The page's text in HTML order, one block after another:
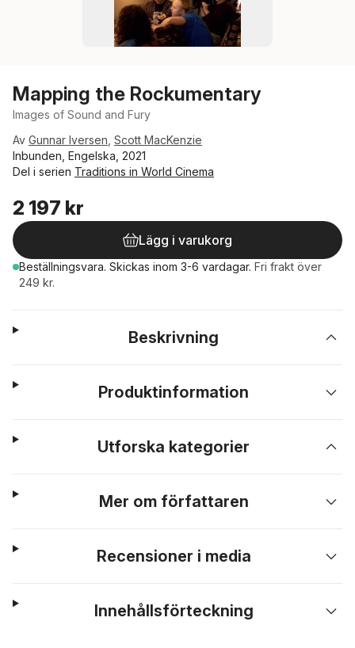
Mapping the Rockumentary
Images of Sound and Fury
Av Gunnar Iversen Scott MacKenzie
Inbunden, Engelska, 2021
Del i serien Traditions in World Cinema
2 197 kr
Lägg i varukorg
Beställningsvara. Skickas inom 3-6 vardagar. Fri frakt över
249 kr.
Beskrivning
Produktinformation
Utforska kategorier
Mer om författaren
Recensioner i media
Innehållsförteckning